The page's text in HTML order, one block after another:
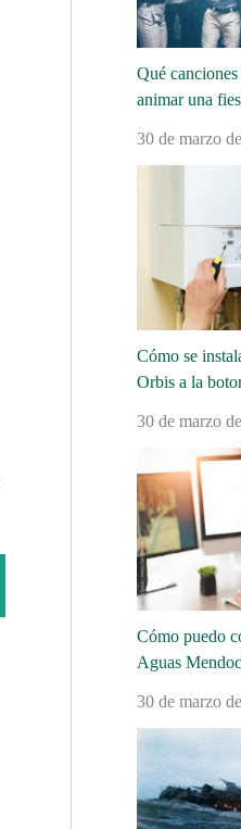
Qué
animar una
30 de marzo
Cómo se
Orbis a la
30 de marzo
Cómo puedo
Aguas
30 de marzo